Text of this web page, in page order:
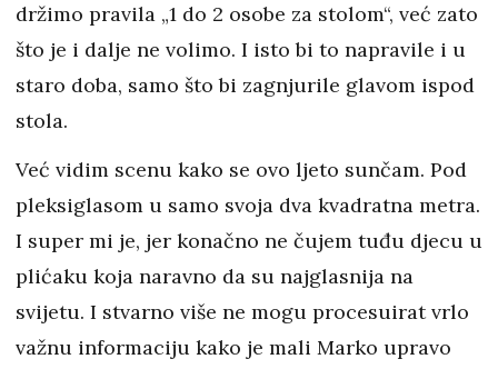
držimo pravila „1 do 2 osobe za stolom“, već zato
što je i dalje ne volimo. I isto bi to napravile i u
staro doba, samo što bi zagnjurile glavom ispod
stola.
Već vidim scenu kako se ovo ljeto sunčam. Pod
pleksiglasom u samo svoja dva kvadratna metra.
I super mi je, jer konačno ne čujem tuđu djecu u
plićaku koja naravno da su najglasnija na
svijetu. I stvarno više ne mogu procesuirat vrlo
važnu informaciju kako je mali Marko upravo